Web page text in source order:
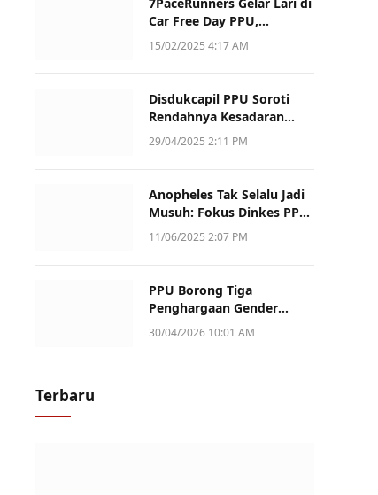
7PaceRunners Gelar Lari di
Car Free Day PPU,
Kampanye Gaya Hidup
15/02/2025 4:17 AM
Disdukcapil PPU Soroti
Rendahnya Kesadaran
Warga Soal Pelaporan
29/04/2025 2:11 PM
Anopheles Tak Selalu Jadi
Musuh: Fokus Dinkes PPU
Kini ke Penularan Aktif di
11/06/2025 2:07 PM
PPU Borong Tiga
Penghargaan Gender
Champion Kaltim 2026,
30/04/2026 10:01 AM
Terbaru